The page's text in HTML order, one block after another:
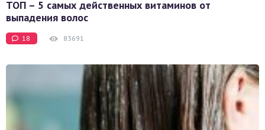
ТОП – 5 самых действенных витаминов от
выпадения волос
18 83691